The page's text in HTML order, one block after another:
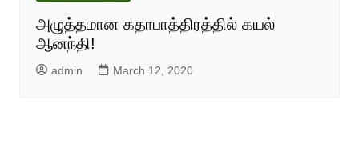
அழுத்தமான கதாபாத்திரத்தில் கயல்
ஆனந்தி!
admin March 12, 2020